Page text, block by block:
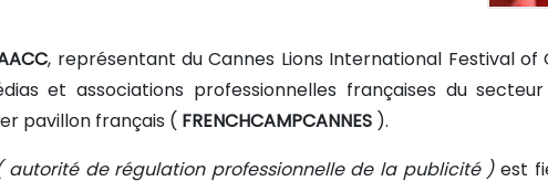
, représentant du Cannes Lions International Festival
et associations professionnelles françaises du
pavillon français ( FRENCHCAMPCANNES ).
autorité de régulation professionnelle de la publicité )est